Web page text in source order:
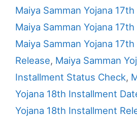
Maiya Samman Yojana
Maiya Samman Yojana
Maiya Samman Yojana
Release, Maiya Samman
Installment Status Check,
Yojana 18th Installment
Yojana 18th Installment